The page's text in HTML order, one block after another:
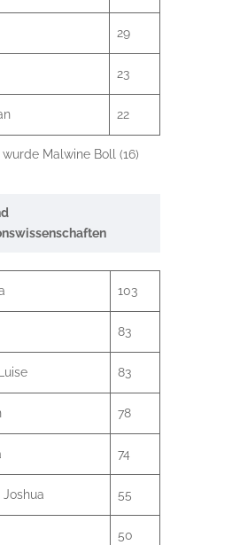
29
23
22
Malwine Boll (16)
103
83
83
78
74
55
50